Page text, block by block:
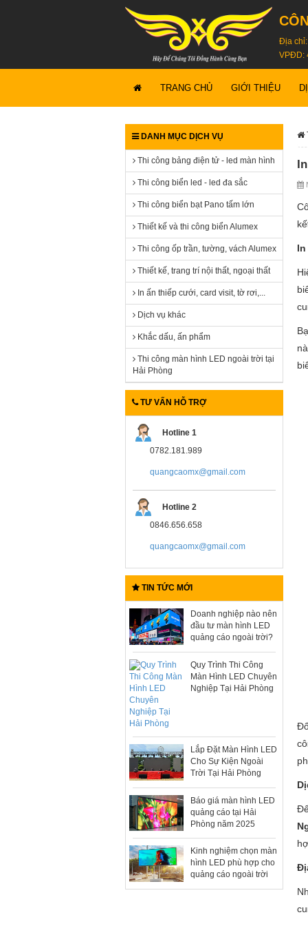
Địa chỉ:
VPĐD:
TRANG CHỦ GIỚI THIỆU
DANH MỤC DỊCH VỤ
Thi công bảng điện tử - led màn hình
Thi công biển led - led đa sắc
Thi công biển bạt Pano tấm lớn
Thiết kế và thi công biển Alumex
Thi công ốp trần, tường, vách Alumex
Thiết kế, trang trí nội thất, ngoại thất
In ấn thiếp cưới, card visit, tờ rơi,...
Dịch vụ khác
Khắc dấu, ấn phẩm
Thi công màn hình LED ngoài trời tại
Hải Phòng
TƯ VẤN HỖ TRỢ
Hotline 1
0782.181.989
quangcaomx@gmail.com
Hotline 2
0846.656.658
quangcaomx@gmail.com
TIN TỨC MỚI
Doanh nghiệp nào nên
đầu tư màn hình LED
quảng cáo ngoài trời?
Quy Trình Thi Công
Màn Hình LED Chuyên
Nghiệp Tại Hải Phòng
Lắp Đặt Màn Hình LED
Cho Sự Kiện Ngoài
Trời Tại Hải Phòng
Báo giá màn hình LED
quảng cáo tại Hải
Phòng năm 2025
Kinh nghiệm chọn màn
hình LED phù hợp cho
quảng cáo ngoài trời